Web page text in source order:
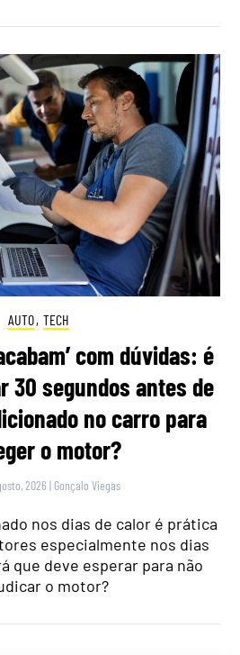
AUTO, TECH
com dúvidas: é
30 segundos antes de
no carro para
o motor?
2026 | Gonçalo Viegas
nos dias de calor é prática
especialmente nos dias
que deve esperar para não
o motor?